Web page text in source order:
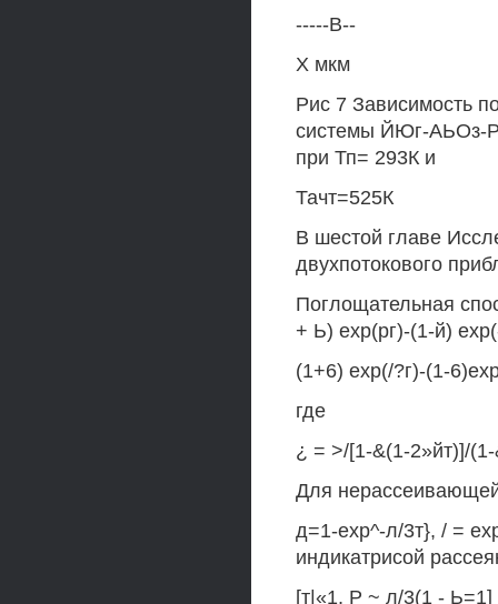
-----В--
X мкм
Рис 7 Зависимость
системы ЙЮг-АЬОз-
при Тп= 293К и
Тачт=525К
В шестой главе
двухпотокового
Поглощательная
+ Ь) ехр(рг)-(1-й)
(1+6) ехр(/?г)-(1-
где
¿ = >/[1-&(1-2»йт)]/
Для
д=1-ехр^-л/3т}, / =
индикатрисой
[т|«1, Р ~ л/3(1 - Ь=1]